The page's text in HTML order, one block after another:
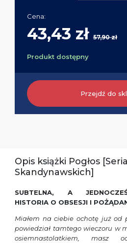
Cena:
43,43 zł 57,90 zł
Produkt dostępny
Przejdź do
Opis książki Pogłos
Skandynawskich]
SUBTELNA, A
HISTORIA O OBSESJI I
Miałem na ciebie ochotę już od
powiedział tamtego wieczoru w
osiemnastolatkiem, masz